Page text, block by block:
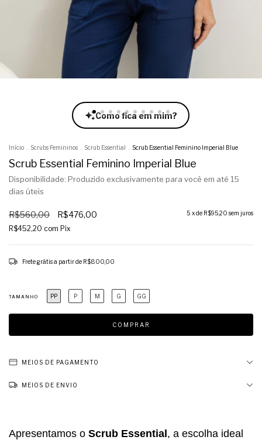
Como fica em mim?
Início Scrubs Femininos Scrub Essential Scrub Essential Feminino Imperial Blue
Scrub Essential Feminino Imperial Blue
Disponibilidade: Produzido exclusivamente para você em até 15
dias úteis
R$560,00 R$476,00 5 x de R$95,20 sem juros
R$452,20 com Pix
Frete grátisa partir de R$800,00
TAMANHO PP P M G GG
MEIOS DE PAGAMENTO
MEIOS DE ENVIO
Apresentamos o Scrub Essential , a escolha ideal